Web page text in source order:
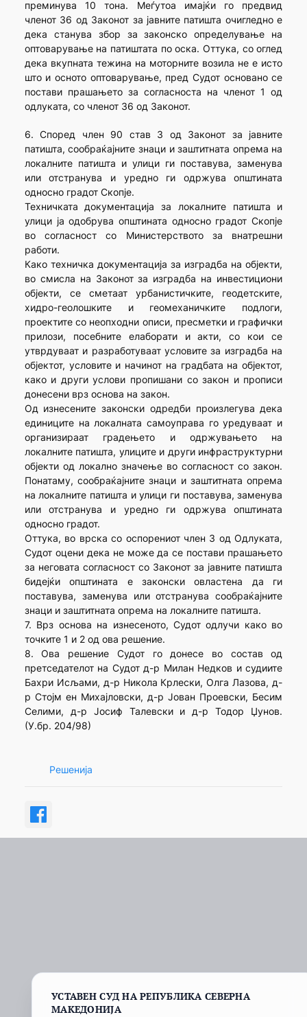
преминува 10 тона. Меѓутоа имајќи го предвид
членот 36 од Законот за јавните патишта очигледно е
дека станува збор за законско определување на
оптоварување на патиштата по оска. Оттука, со оглед
дека вкупната тежина на моторните возила не е исто
што и осното оптоварување, пред Судот основано се
постави прашањето за согласноста на членот 1 од
одлуката, со членот 36 од Законот.
6. Според член 90 став 3 од Законот за јавните
патишта, сообраќајните знаци и заштитната опрема на
локалните патишта и улици ги поставува, заменува
или отстранува и уредно ги одржува општината
односно градот Скопје.
Техничката документација за локалните патишта и
улици ја одобрува општината односно градот Скопје
во согласност со Министерството за внатрешни
работи.
Како техничка документација за изградба на објекти,
во смисла на Законот за изградба на инвестициони
објекти, се сметаат урбанистичките, геодетските,
хидро-геолошките и геомеханичките подлоги,
проектите со неопходни описи, пресметки и графички
прилози, посебните елаборати и акти, со кои се
утврдуваат и разработуваат условите за изградба на
објектот, условите и начинот на градбата на објектот,
како и други услови пропишани со закон и прописи
донесени врз основа на закон.
Од изнесените законски одредби произлегува дека
единиците на локалната самоуправа го уредуваат и
организираат градењето и одржувањето на
локалните патишта, улиците и други инфраструктурни
објекти од локално значење во согласност со закон.
Понатаму, сообраќајните знаци и заштитната опрема
на локалните патишта и улици ги поставува, заменува
или отстранува и уредно ги одржува општината
односно градот.
Оттука, во врска со оспорениот член 3 од Одлуката,
Судот оцени дека не може да се постави прашањето
за неговата согласност со Законот за јавните патишта
бидејќи општината е законски овластена да ги
поставува, заменува или отстранува сообраќајните
знаци и заштитната опрема на локалните патишта.
7. Врз основа на изнесеното, Судот одлучи како во
точките 1 и 2 од ова решение.
8. Ова решение Судот го донесе во состав од
претседателот на Судот д-р Милан Недков и судиите
Бахри Исљами, д-р Никола Крлески, Олга Лазова, д-
р Стојм ен Михајловски, д-р Јован Проевски, Бесим
Селими, д-р Јосиф Талевски и д-р Тодор Џунов.
(У.бр. 204/98)
Решенија
УСТАВЕН СУД НА РЕПУБЛИКА СЕВЕРНА
МАКЕДОНИЈА